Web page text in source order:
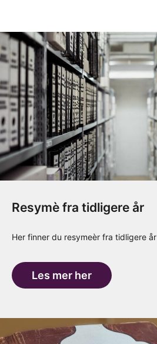
Resymè fra tidligere år
Her finner du resymeèr fra tidligere år
Les mer her